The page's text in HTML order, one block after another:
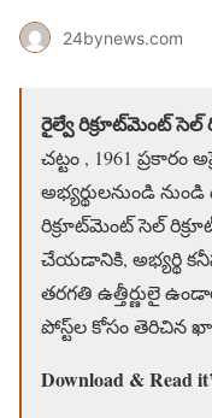
24bynews.com
రైల్వేరిక్రూట్‌మెంట్ సెల్
చట్టం , 1961 ప్రకారం
అభ్యర్థులనుండి
రిక్రూట్‌మెంట్ సెల్
చేయడానికి, అభ్యర్థి
తరగతి ఉత్తీర్ణులై
పోస్ట్‌ల కోసం తెరిచిన
Download & Read